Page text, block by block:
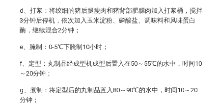
d、打浆：将绞细的猪后腿瘦肉和猪背部肥膘肉加入打浆桶，搅拌
3分钟后停机，依次加入玉米淀粉、磷酸盐、调味料和风味蛋白
酶，继续混合2分钟；
e、腌制：0-5℃下腌制10小时；
f、定型：丸制品经成型机成型后置入在50～55℃的水中，时间10
～20分钟；
g、煮制：将定型后的丸制品置入80～90℃的水中，时间10～20
分钟；